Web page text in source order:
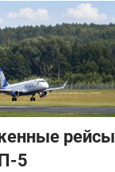
рейсы
5